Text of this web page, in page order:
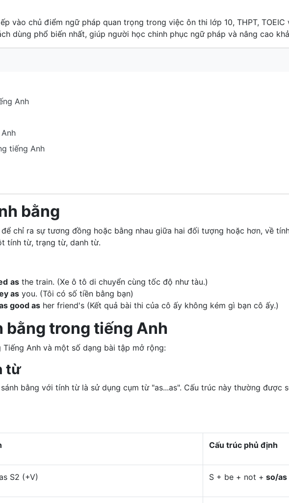
vào chủ điểm ngữ pháp quan trọng trong việc ôn thi lớp 10, THPT,
dùng phổ biến nhất, giúp người học chinh phục ngữ pháp và nâng cao
Anh
tiếng Anh
bằng
chỉ ra sự tương đồng hoặc bằng nhau giữa hai đối tượng hoặc hơn, về
tính từ, trạng từ, danh từ.
as the train. (Xe ô tô di chuyển cùng tốc độ như tàu.)
as you. (Tôi có số tiền bằng bạn)
good as her friend's (Kết quả bài thi của cô ấy không kém gì bạn cô ấy.)
bằng trong tiếng Anh
Anh và một số dạng bài tập mở rộng:
từ
bằng với tính từ là sử dụng cụm từ "as...as". Cấu trúc này thường
Cấu trúc phủ định
S2 (+V) S + be + not + so/as